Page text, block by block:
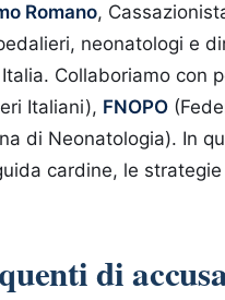
Romano,
neonatologi e
Collaboriamo con
Italiani), FNOPO
di Neonatologia). In
cardine, le
di